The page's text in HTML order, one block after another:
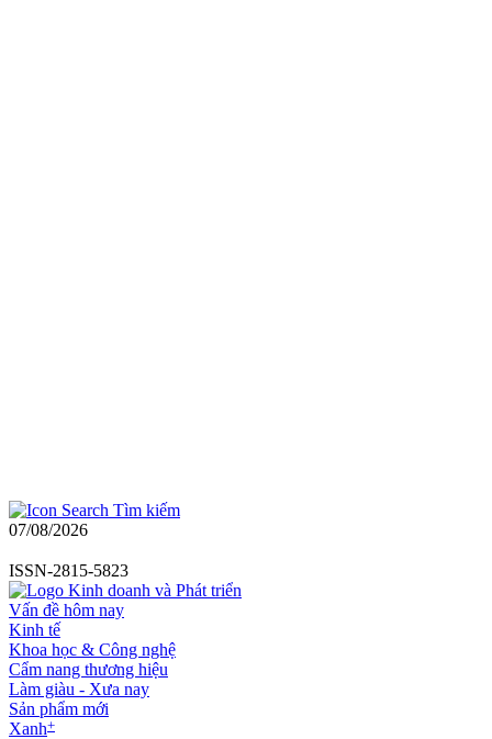
Tìm kiếm
07/08/2026
ISSN-2815-5823
Vấn đề hôm nay
Kinh tế
Khoa học & Công nghệ
Cẩm nang thương hiệu
Làm giàu - Xưa nay
Sản phẩm mới
Xanh+